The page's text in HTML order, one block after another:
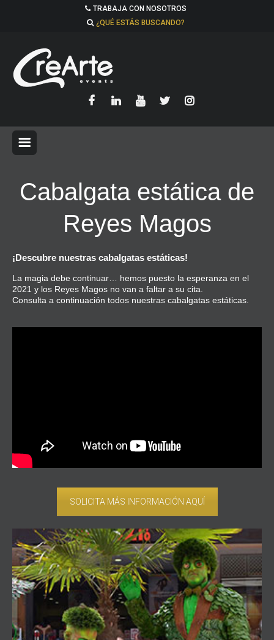
TRABAJA CON NOSOTROS
¿QUÉ ESTÁS BUSCANDO?
Cabalgata estática de
Reyes Magos
¡Descubre nuestras cabalgatas estáticas!
La magia debe continuar… hemos puesto la esperanza en el
2021 y los Reyes Magos no van a faltar a su cita.
Consulta a continuación todos nuestras cabalgatas estáticas.
SOLICITA MÁS INFORMACIÓN AQUÍ